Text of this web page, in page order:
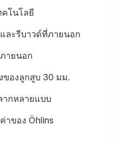
คโนโลยี
ละรีบาวด์ที่ภายนอก
ายนอก
ของลูกสูบ 30 มม.
ากหลายแบบ
าของ Öhlins